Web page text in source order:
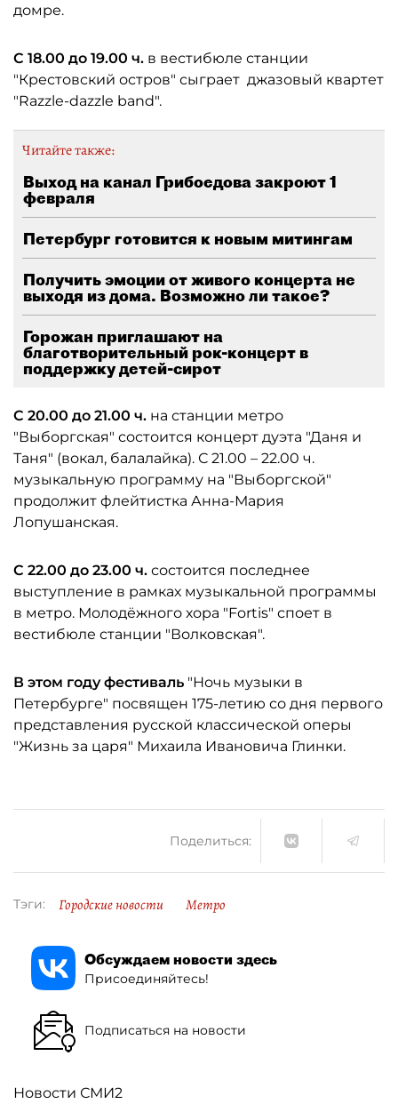
домре.
С 18.00 до 19.00 ч. в вестибюле станции
"Крестовский остров" сыграет джазовый квартет
"Razzle-dazzle band".
Читайте также:
Выход на канал Грибоедова закроют 1
февраля
Петербург готовится к новым митингам
Получить эмоции от живого концерта не
выходя из дома. Возможно ли такое?
Горожан приглашают на
благотворительный рок-концерт в
поддержку детей-сирот
С 20.00 до 21.00 ч. на станции метро
"Выборгская" состоится концерт дуэта "Даня и
Таня" (вокал, балалайка). С 21.00 – 22.00 ч.
музыкальную программу на "Выборгской"
продолжит флейтистка Анна-Мария
Лопушанская.
С 22.00 до 23.00 ч. состоится последнее
выступление в рамках музыкальной программы
в метро. Молодёжного хора "Fortis" споет в
вестибюле станции "Волковская".
В этом году фестиваль "Ночь музыки в
Петербурге" посвящен 175-летию со дня первого
представления русской классической оперы
"Жизнь за царя" Михаила Ивановича Глинки.
Поделиться:
Тэги: Городские новости Метро
Обсуждаем новости здесь
Присоединяйтесь!
Подписаться на новости
Новости СМИ2